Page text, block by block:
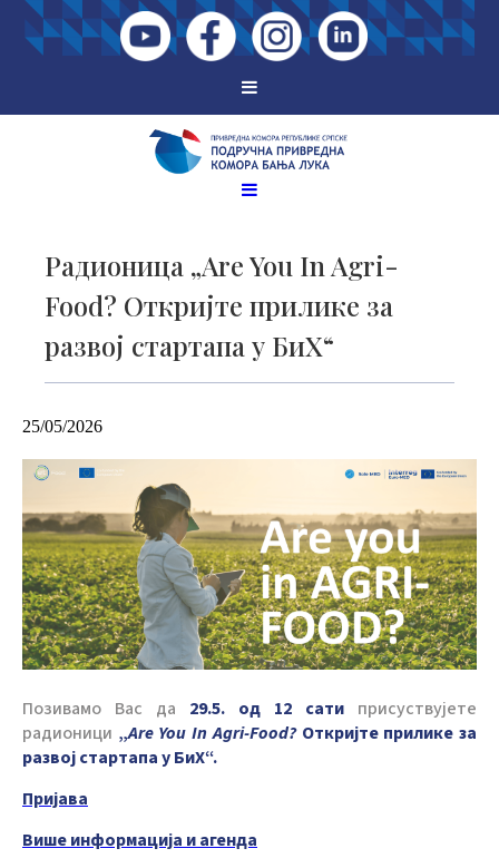
Радионица „Are You In Agri-
Food? Откријте прилике за
развој стартапа у БиХ“
25/05/2026
Позивамо Вас да 29.5. од 12 сати присуствујете
радионици „Are You In Agri-Food?Откријте прилике за
развој стартапа у БиХ“.
Пријава
Више информација и агенда